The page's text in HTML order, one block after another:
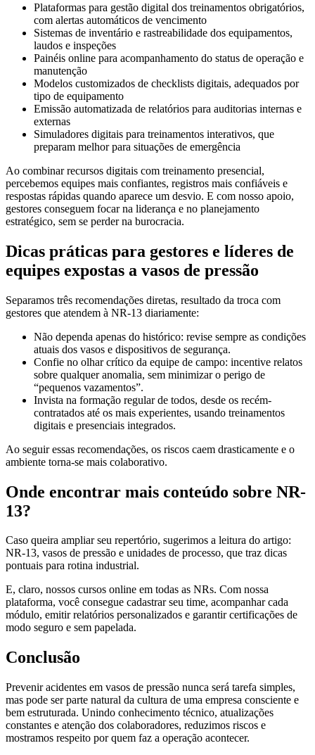
Plataformas para gestão digital dos treinamentos obrigatórios,
com alertas automáticos de vencimento
Sistemas de inventário e rastreabilidade dos equipamentos,
laudos e inspeções
Painéis online para acompanhamento do status de operação e
manutenção
Modelos customizados de checklists digitais, adequados por
tipo de equipamento
Emissão automatizada de relatórios para auditorias internas e
externas
Simuladores digitais para treinamentos interativos, que
preparam melhor para situações de emergência
Ao combinar recursos digitais com treinamento presencial,
percebemos equipes mais confiantes, registros mais confiáveis e
respostas rápidas quando aparece um desvio. E com nosso apoio,
gestores conseguem focar na liderança e no planejamento
estratégico, sem se perder na burocracia.
Dicas práticas para gestores e líderes de
equipes expostas a vasos de pressão
Separamos três recomendações diretas, resultado da troca com
gestores que atendem à NR-13 diariamente:
Não dependa apenas do histórico: revise sempre as condições
atuais dos vasos e dispositivos de segurança.
Confie no olhar crítico da equipe de campo: incentive relatos
sobre qualquer anomalia, sem minimizar o perigo de
“pequenos vazamentos”.
Invista na formação regular de todos, desde os recém-
contratados até os mais experientes, usando treinamentos
digitais e presenciais integrados.
Ao seguir essas recomendações, os riscos caem drasticamente e o
ambiente torna-se mais colaborativo.
Onde encontrar mais conteúdo sobre NR-
13?
Caso queira ampliar seu repertório, sugerimos a leitura do artigo:
NR-13, vasos de pressão e unidades de processo, que traz dicas
pontuais para rotina industrial.
E, claro, nossos cursos online em todas as NRs. Com nossa
plataforma, você consegue cadastrar seu time, acompanhar cada
módulo, emitir relatórios personalizados e garantir certificações de
modo seguro e sem papelada.
Conclusão
Prevenir acidentes em vasos de pressão nunca será tarefa simples,
mas pode ser parte natural da cultura de uma empresa consciente e
bem estruturada. Unindo conhecimento técnico, atualizações
constantes e atenção dos colaboradores, reduzimos riscos e
mostramos respeito por quem faz a operação acontecer.